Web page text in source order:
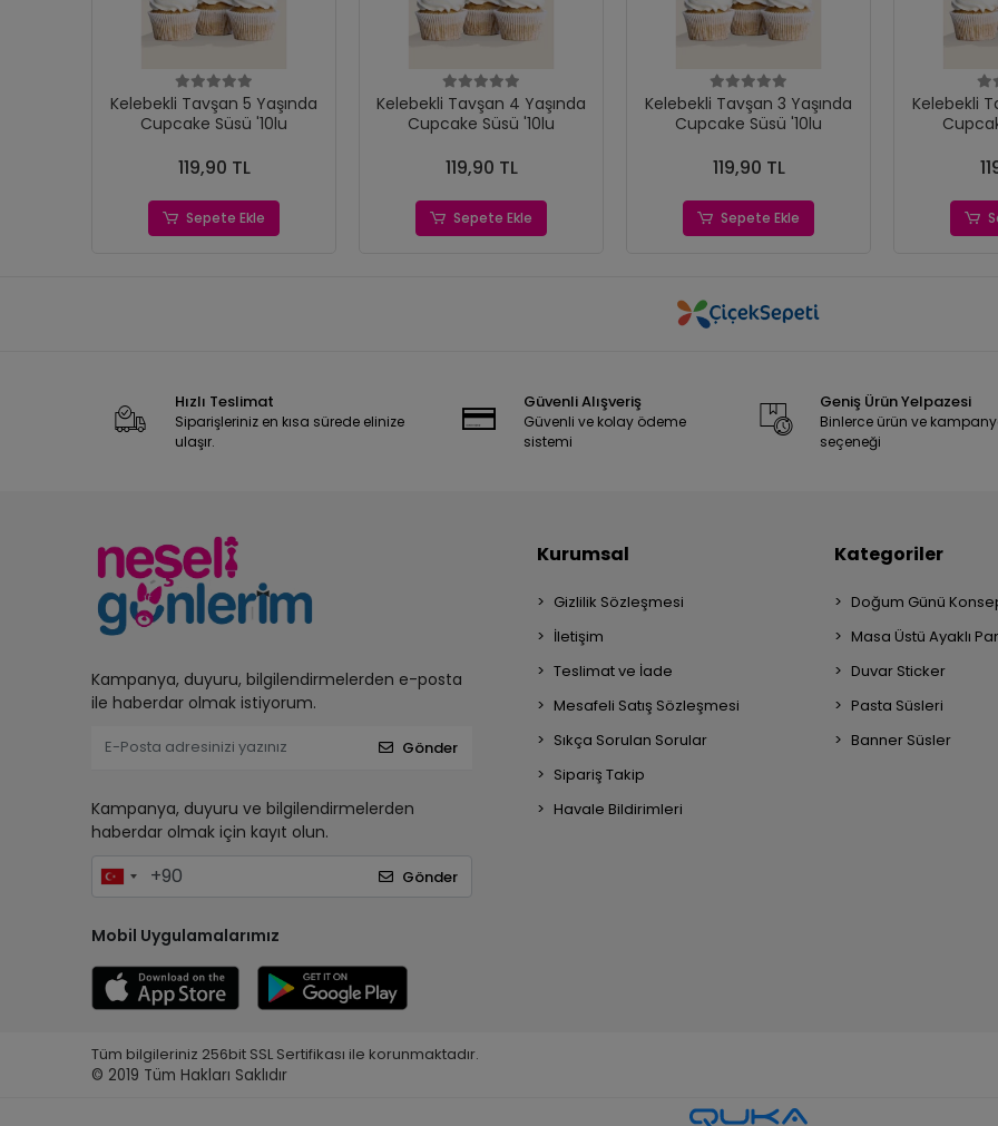
Kelebekli Tavşan 5 Yaşında
Cupcake Süsü '10lu
119,90 TL
Sepete Ekle
Kelebekli Tavşan 4 Yaşında
Cupcake Süsü '10lu
119,90 TL
Sepete Ekle
Kelebekli Tavşan 3 Yaşında
Cupcake Süsü '10lu
119,90 TL
Sepete Ekle
Kelebekli
Hızlı Teslimat
Siparişleriniz en kısa sürede elinize
ulaşır.
Güvenli Alışveriş
Güvenli ve kolay ödeme
sistemi
Geniş Ürün Yelpazesi
Binlerce ürün ve
seçeneği
Kampanya, duyuru, bilgilendirmelerden e-posta
ile haberdar olmak istiyorum.
Gönder
Kampanya, duyuru ve bilgilendirmelerden
haberdar olmak için kayıt olun.
Gönder
Mobil Uygulamalarımız
Kurumsal
Gizlilik Sözleşmesi
İletişim
Teslimat ve İade
Mesafeli Satış Sözleşmesi
Sıkça Sorulan Sorular
Sipariş Takip
Havale Bildirimleri
Kategoriler
Doğum Günü
Masa Üstü Ayaklı
Duvar Sticker
Pasta Süsleri
Banner Süsler
Tüm bilgileriniz 256bit SSL Sertifikası ile korunmaktadır.
© 2019 Tüm Hakları Saklıdır